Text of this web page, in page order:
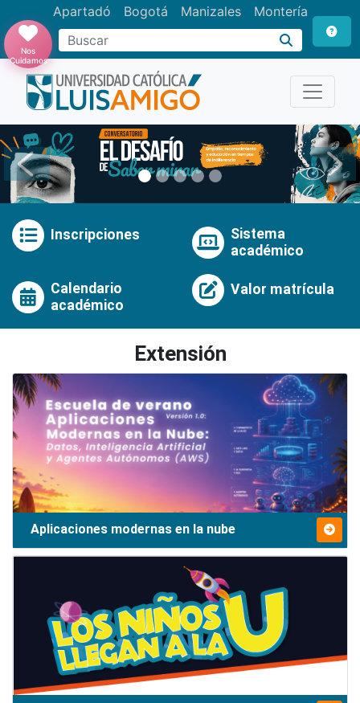
Apartadó Bogotá Manizales Montería
Buscar
Nos
Cuidamos
Anterior
Inscripciones
Sistema
académico
Calendario
académico
Valor matrícula
Extensión
Aplicaciones modernas en la nube